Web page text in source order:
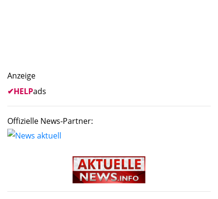
Anzeige
✔HELPads
Offizielle News-Partner: